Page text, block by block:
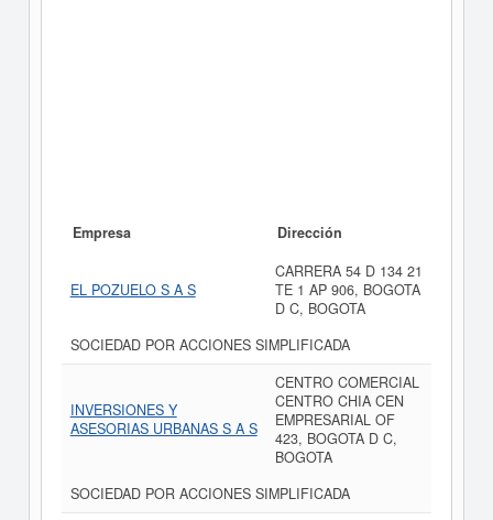
Empresa Dirección
EL POZUELO S A S
CARRERA 54 D 134 21
TE 1 AP 906, BOGOTA
D C, BOGOTA
SOCIEDAD POR ACCIONES SIMPLIFICADA
INVERSIONES Y
ASESORIAS URBANAS S A S
CENTRO COMERCIAL
CENTRO CHIA CEN
EMPRESARIAL OF
423, BOGOTA D C,
BOGOTA
SOCIEDAD POR ACCIONES SIMPLIFICADA